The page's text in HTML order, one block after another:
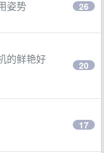
姿势 26
的鲜艳好
20
17